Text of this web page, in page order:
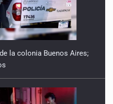
la colonia Buenos Aires;